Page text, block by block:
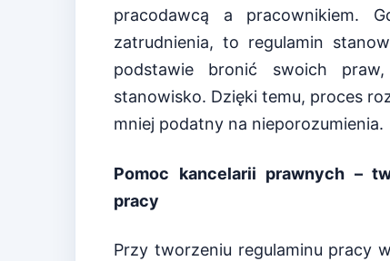
pracodawcą a pracownikiem.
zatrudnienia, to regulamin
podstawie bronić swoich
stanowisko. Dzięki temu, proces
mniej podatny na nieporozumienia.
Pomoc kancelarii prawnych –
pracy
Przy tworzeniu regulaminu pracy